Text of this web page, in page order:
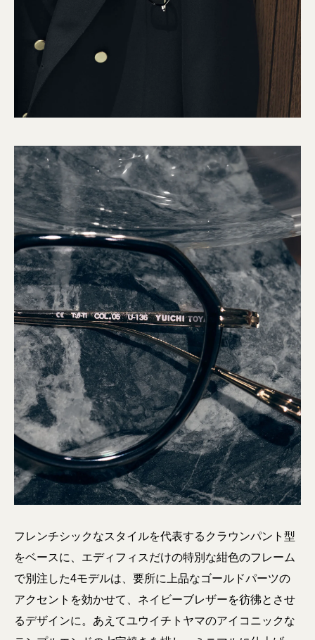
フレンチシックなスタイルを代表するクラウンパント型
をベースに、エディフィスだけの特別な紺色のフレーム
で別注した4モデルは、要所に上品なゴールドパーツの
アクセントを効かせて、ネイビーブレザーを彷彿とさせ
るデザインに。あえてユウイチトヤマのアイコニックな